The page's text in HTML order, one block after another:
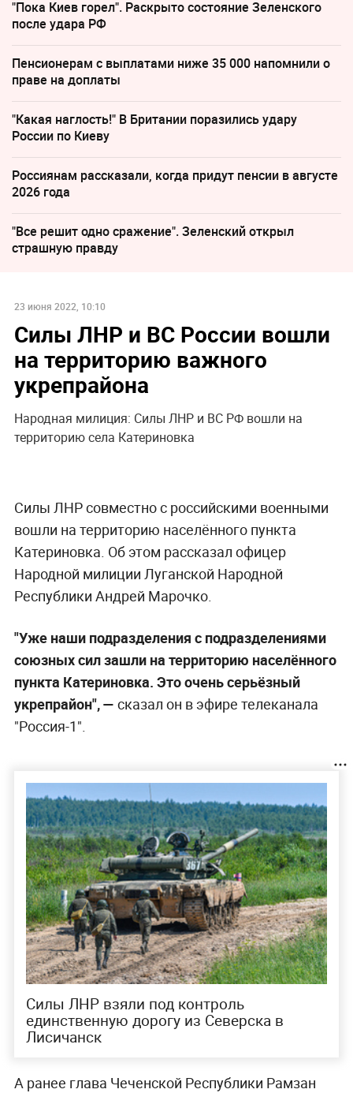
"Пока Киев горел". Раскрыто состояние Зеленского
после удара РФ
Пенсионерам с выплатами ниже 35 000 напомнили о
праве на доплаты
"Какая наглость!" В Британии поразились удару
России по Киеву
Россиянам рассказали, когда придут пенсии в августе
2026 года
"Все решит одно сражение". Зеленский открыл
страшную правду
23 июня 2022, 10:10
Силы ЛНР и ВС России вошли
на территорию важного
укрепрайона
Народная милиция: Силы ЛНР и ВС РФ вошли на
территорию села Катериновка
Силы ЛНР совместно с российскими военными
вошли на территорию населённого пункта
Катериновка. Об этом рассказал офицер
Народной милиции Луганской Народной
Республики Андрей Марочко.
"Уже наши подразделения с подразделениями
союзных сил зашли на территорию населённого
пункта Катериновка. Это очень серьёзный
укрепрайон", — сказал он в эфире телеканала
"Россия-1".
Силы ЛНР взяли под контроль
единственную дорогу из Северска в
Лисичанск
А ранее глава Чеченской Республики Рамзан